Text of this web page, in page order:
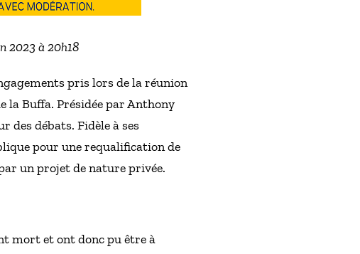
2023 à 20h18
pris lors de la réunion
la Buffa. Présidée par Anthony
débats. Fidèle à ses
pour une requalification de
un projet de nature privée.
mort et ont donc pu être à